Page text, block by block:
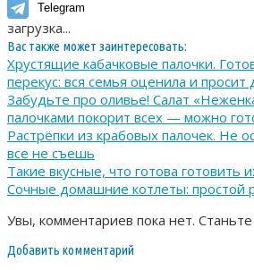
Telegram
загрузка...
Вас также может заинтересовать:
Хрустящие кабачковые палочки.
перекус: вся семья оценила и просит
Забудьте про оливье! Салат
палочками покорит всех — можно
Растрёпки из крабовых палочек. Не
все не съешь
Такие вкусные, что готова готовить
Сочные домашние котлеты: простой
Увы, комментариев пока нет.
Добавить комментарий